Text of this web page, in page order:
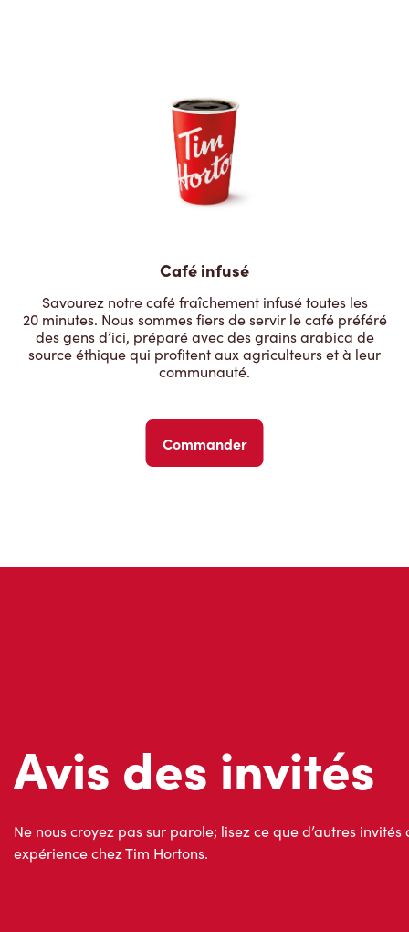
Café infusé
Savourez notre café fraîchement infusé toutes les
20 minutes. Nous sommes fiers de servir le café préféré
des gens d’ici, préparé avec des grains arabica de
source éthique qui profitent aux agriculteurs et à leur
communauté.
Commander
Avis des invités